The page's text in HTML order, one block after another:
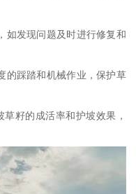
如发现问题及时进行修复和
的踩踏和机械作业，保护草
籽的成活率和护坡效果，